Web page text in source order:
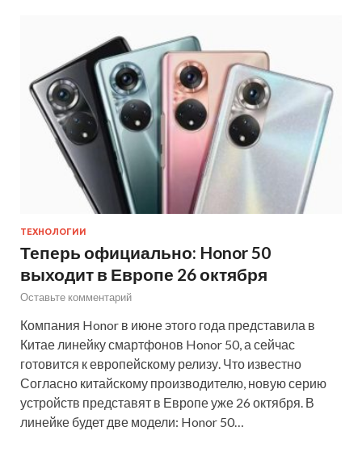
ТЕХНОЛОГИИ
Теперь официально: Honor 50
выходит в Европе 26 октября
Оставьте комментарий
Компания Honor в июне этого года представила в
Китае линейку смартфонов Honor 50, а сейчас
готовится к европейскому релизу. Что известно
Согласно китайскому производителю, новую серию
устройств представят в Европе уже 26 октября. В
линейке будет две модели: Honor 50…